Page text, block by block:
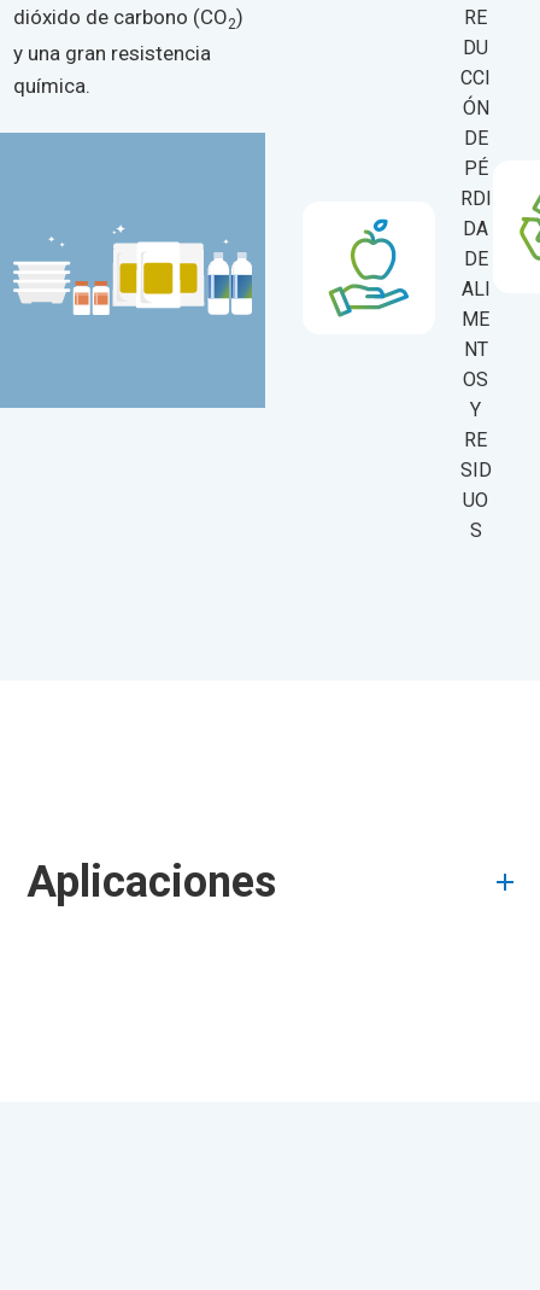
dióxido de carbono (CO2)
y una gran resistencia
química.
RE
DU
CCI
ÓN
DE
PÉ
RDI
DA
DE
ALI
ME
NT
OS
Y
RE
SID
UO
S
Aplicaciones